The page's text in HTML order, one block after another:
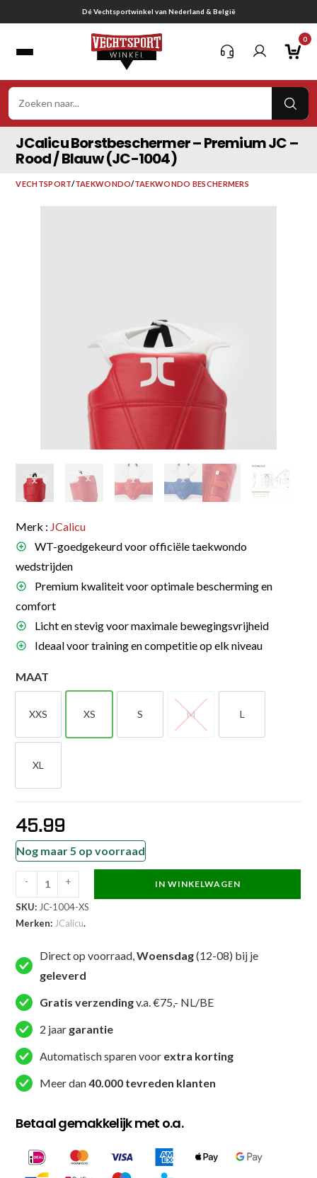
naar
Gratis verzending vanaf € 75,-
0
JCalicu Borstbeschermer – Premium JC –
Rood / Blauw (JC-1004)
VECHTSPORT/TAEKWONDO/TAEKWONDO BESCHERMERS
Merk : JCalicu
WT-goedgekeurd voor officiële taekwondo
wedstrijden
Premium kwaliteit voor optimale bescherming en
comfort
Licht en stevig voor maximale bewegingsvrijheid
Ideaal voor training en competitie op elk niveau
MAAT
XXS XS S M
M
L
XL
45.99
Nog maar 5 op voorraad
JCalicu
Borstbeschermer
-
JC
Rood
Blauw
(JC-
1004)
aantal
- + IN WINKELWAGEN
SKU: JC-1004-XS
Merken: JCalicu.
Direct op voorraad,Woensdag(12-08) bij je
geleverd
Gratis verzendingv.a. €75,- NL/BE
2 jaar garantie
Automatisch sparen voor extra korting
Meer dan40.000 tevreden klanten
Betaal gemakkelijk met o.a.